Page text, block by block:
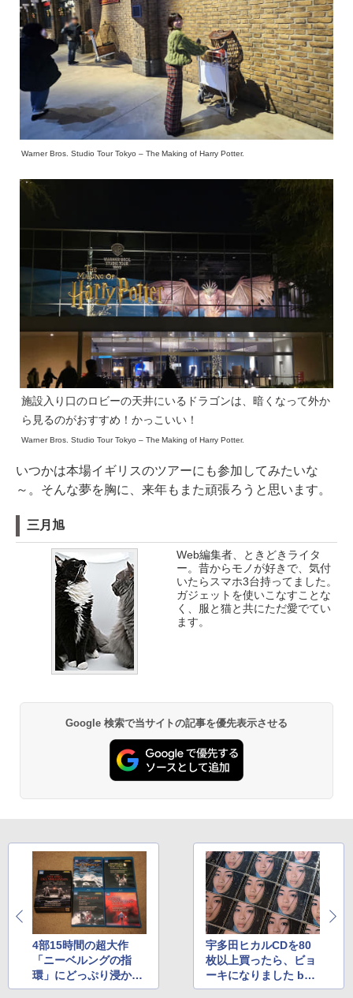
Warner Bros. Studio Tour Tokyo – The Making of Harry Potter.
施設入り口のロビーの天井にいるドラゴンは、暗くなって外か
ら見るのがおすすめ！かっこいい！
Warner Bros. Studio Tour Tokyo – The Making of Harry Potter.
いつかは本場イギリスのツアーにも参加してみたいな
～。そんな夢を胸に、来年もまた頑張ろうと思います。
三月旭
Web編集者、ときどきライタ
ー。昔からモノが好きで、気付
いたらスマホ3台持ってました。
ガジェットを使いこなすことな
く、服と猫と共にただ愛でてい
ます。
Google 検索で当サイトの記事を優先表示させる
4部15時間の超大作
「ニーベルングの指
環」にどっぷり浸かっ
た by山之内正
宇多田ヒカルCDを80
枚以上買ったら、ビョ
ーキになりました by
編集部 阿部